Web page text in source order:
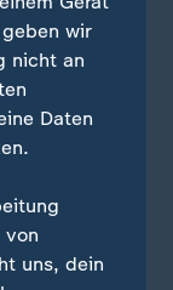
Ansage
nicht
ihre
worden.
besonders
denen
wir
nicht an
Daten
uns, dein